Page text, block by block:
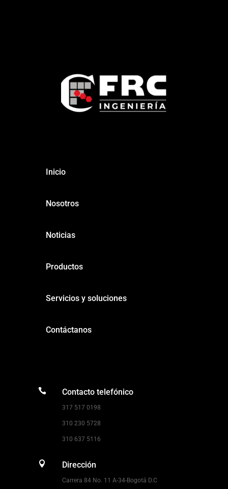
Inicio
Nosotros
Noticias
Productos
Servicios y soluciones
Contáctanos
 Contacto telefónico
317 517 0198
310 230 5728
310 637 5116
 Dirección
Carrera 84 No. 11 A-34-Bogotá D.C